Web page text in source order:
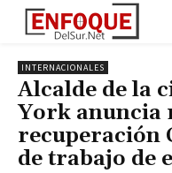
INTERNACIONALES
Alcalde de la
York anuncia
recuperación
de trabajo de